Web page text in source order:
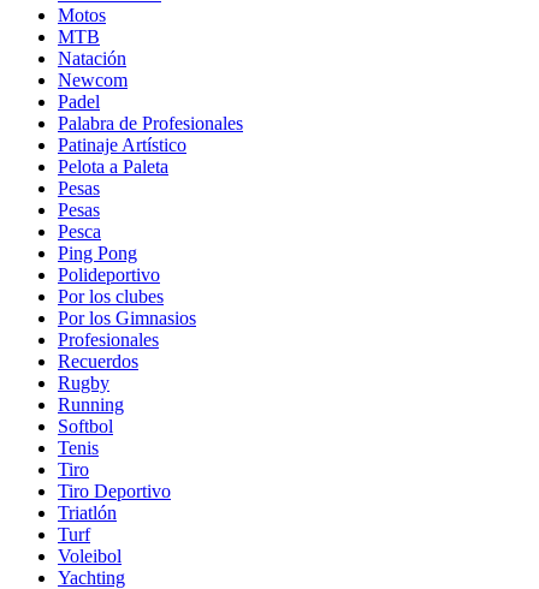
Motos
MTB
Natación
Newcom
Padel
Palabra de Profesionales
Patinaje Artístico
Pelota a Paleta
Pesas
Pesas
Pesca
Ping Pong
Polideportivo
Por los clubes
Por los Gimnasios
Profesionales
Recuerdos
Rugby
Running
Softbol
Tenis
Tiro
Tiro Deportivo
Triatlón
Turf
Voleibol
Yachting